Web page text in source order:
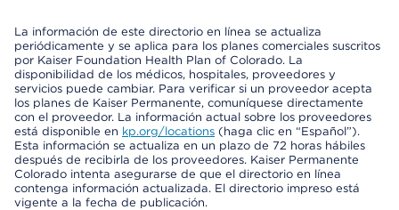
La información de este directorio en línea se actualiza
periódicamente y se aplica para los planes comerciales suscritos
por Kaiser Foundation Health Plan of Colorado. La
disponibilidad de los médicos, hospitales, proveedores y
servicios puede cambiar. Para verificar si un proveedor acepta
los planes de Kaiser Permanente, comuníquese directamente
con el proveedor. La información actual sobre los proveedores
está disponible en kp.org/locations (haga clic en “Español”).
Esta información se actualiza en un plazo de 72 horas hábiles
después de recibirla de los proveedores. Kaiser Permanente
Colorado intenta asegurarse de que el directorio en línea
contenga información actualizada. El directorio impreso está
vigente a la fecha de publicación.